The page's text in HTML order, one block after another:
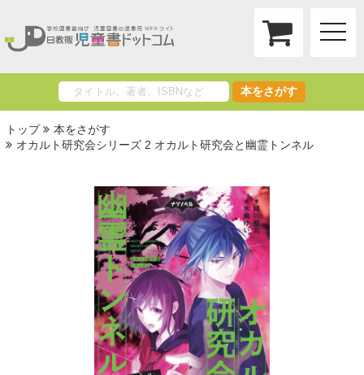
toggle
本をさがす
トップ
本をさがす
オカルト研究会シリーズ 2 オカルト研究会と幽霊トンネル